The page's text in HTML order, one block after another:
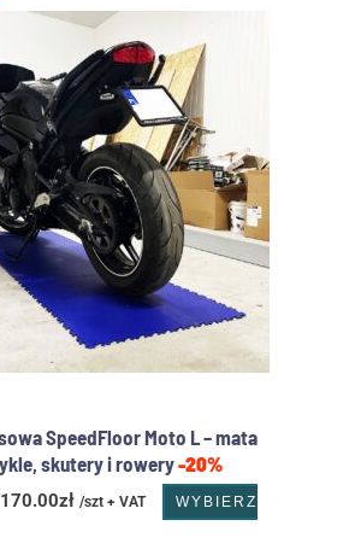
SpeedFloor Moto L – mata
skutery i rowery-20%
cena
215.00zł.
170.00zł
cena
wynosi:
170.00zł.
/szt + VAT
WYBIERZ